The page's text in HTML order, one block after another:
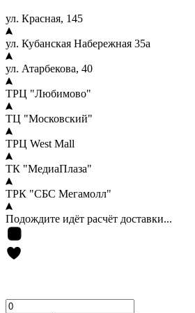
ул. Красная, 145
ул. Кубанская Набережная 35а
ул. Атарбекова, 40
ТРЦ "Любимово"
ТЦ "Московский"
ТРЦ West Mall
ТК "МедиаПлаза"
ТРК "СБС Мегамолл"
Подождите идёт расчёт доставки...